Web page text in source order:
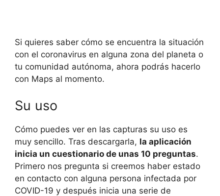
Si quieres saber cómo se encuentra la situación
con el coronavirus en alguna zona del planeta o
tu comunidad autónoma, ahora podrás hacerlo
con Maps al momento.
Su uso
Cómo puedes ver en las capturas su uso es
muy sencillo. Tras descargarla, la aplicación
inicia un cuestionario de unas 10 preguntas.
Primero nos pregunta si creemos haber estado
en contacto con alguna persona infectada por
COVID-19 y después inicia una serie de